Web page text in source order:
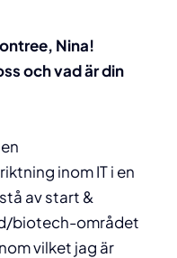
Nina!
och vad är din
inom IT i en
av start &
biotech-området
vilket jag är